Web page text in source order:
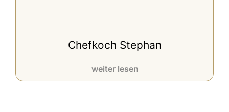
Chefkoch Stephan
weiter lesen